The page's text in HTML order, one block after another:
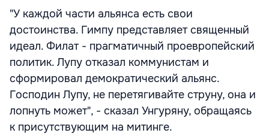
"У каждой части альянса есть свои
достоинства. Гимпу представляет священный
идеал. Филат - прагматичный проевропейский
политик. Лупу отказал коммунистам и
сформировал демократический альянс.
Господин Лупу, не перетягивайте струну, она и
лопнуть может", - сказал Унгуряну, обращаясь
к присутствующим на митинге.